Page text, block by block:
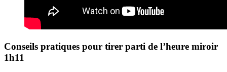
Conseils pratiques pour tirer parti de l’heure miroir
1h11